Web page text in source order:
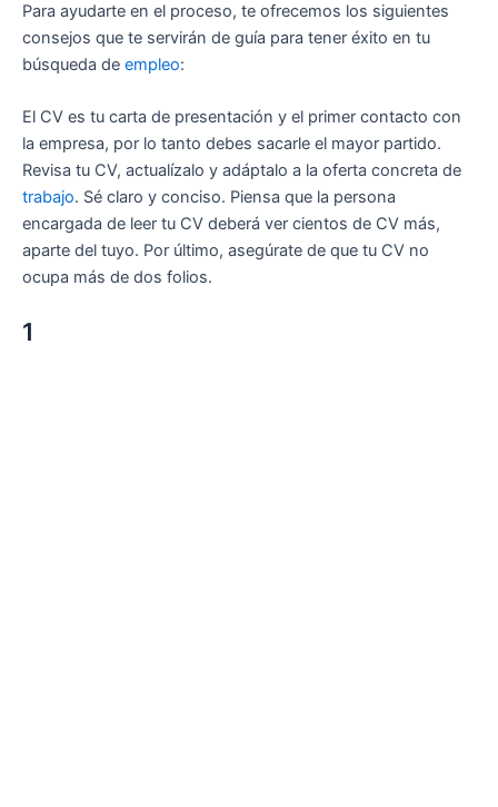
Para ayudarte en el proceso, te ofrecemos los siguientes
consejos que te servirán de guía para tener éxito en tu
búsqueda de empleo:
El CV es tu carta de presentación y el primer contacto con
la empresa, por lo tanto debes sacarle el mayor partido.
Revisa tu CV, actualízalo y adáptalo a la oferta concreta de
trabajo. Sé claro y conciso. Piensa que la persona
encargada de leer tu CV deberá ver cientos de CV más,
aparte del tuyo. Por último, asegúrate de que tu CV no
ocupa más de dos folios.
1